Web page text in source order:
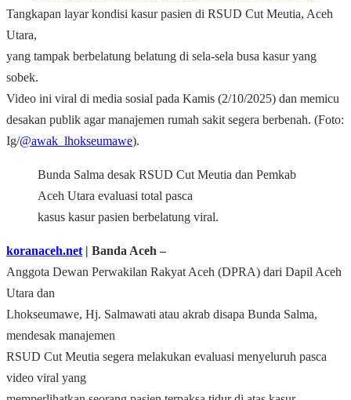
Tangkapan layar kondisi kasur pasien di RSUD Cut Meutia, Aceh
Utara,
yang tampak berbelatung belatung di sela-sela busa kasur yang
sobek.
Video ini viral di media sosial pada Kamis (2/10/2025) dan memicu
desakan publik agar manajemen rumah sakit segera berbenah. (Foto:
Ig/@awak_lhokseumawe).
Bunda Salma desak RSUD Cut Meutia dan Pemkab
Aceh Utara evaluasi total pasca
kasus kasur pasien berbelatung viral.
koranaceh.net | Banda Aceh ‒
Anggota Dewan Perwakilan Rakyat Aceh (DPRA) dari Dapil Aceh
Utara dan
Lhokseumawe, Hj. Salmawati atau akrab disapa Bunda Salma,
mendesak manajemen
RSUD Cut Meutia segera melakukan evaluasi menyeluruh pasca
video viral yang